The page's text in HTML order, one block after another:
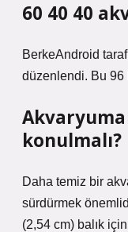
60 40 40
BerkeAndroid
düzenlendi. Bu 96
konulmalı?
Daha temiz bir
sürdürmek
(2,54 cm) balık